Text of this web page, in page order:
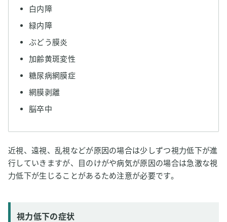
白内障
緑内障
ぶどう膜炎
加齢黄斑変性
糖尿病網膜症
網膜剥離
脳卒中
近視、遠視、乱視などが原因の場合は少しずつ視力低下が進
行していきますが、目のけがや病気が原因の場合は急激な視
力低下が生じることがあるため注意が必要です。
視力低下の症状